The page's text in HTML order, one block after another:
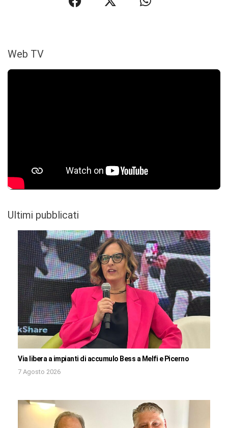
Web TV
Ultimi pubblicati
Via libera a impianti di accumulo Bess a Melfi e Picerno
7 Agosto 2026